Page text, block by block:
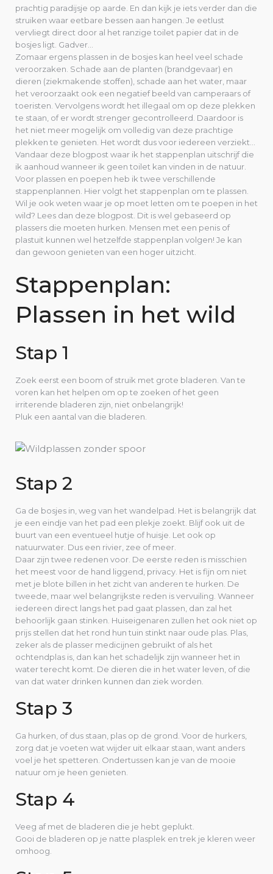
prachtig paradijsje op aarde. En dan kijk je iets verder dan die
struiken waar eetbare bessen aan hangen. Je eetlust
vervliegt direct door al het ranzige toilet papier dat in de
bosjes ligt. Gadver…
Zomaar ergens plassen in de bosjes kan heel veel schade
veroorzaken. Schade aan de planten (brandgevaar) en
dieren (ziekmakende stoffen), schade aan het water, maar
het veroorzaakt ook een negatief beeld van camperaars of
toeristen. Vervolgens wordt het illegaal om op deze plekken
te staan, of er wordt strenger gecontrolleerd. Daardoor is
het niet meer mogelijk om volledig van deze prachtige
plekken te genieten. Het wordt dus voor iedereen verziekt…
Vandaar deze blogpost waar ik het stappenplan uitschrijf die
ik aanhoud wanneer ik geen toilet kan vinden in de natuur.
Voor plassen en poepen heb ik twee verschillende
stappenplannen. Hier volgt het stappenplan om te plassen.
Wil je ook weten waar je op moet letten om te poepen in het
wild? Lees dan deze blogpost. Dit is wel gebaseerd op
plassers die moeten hurken. Mensen met een penis of
plastuit kunnen wel hetzelfde stappenplan volgen! Je kan
dan gewoon genieten van een hoger uitzicht.
Stappenplan:
Plassen in het wild
Stap 1
Zoek eerst een boom of struik met grote bladeren. Van te
voren kan het helpen om op te zoeken of het geen
irriterende bladeren zijn, niet onbelangrijk!
Pluk een aantal van die bladeren.
Stap 2
Ga de bosjes in, weg van het wandelpad. Het is belangrijk dat
je een eindje van het pad een plekje zoekt. Blijf ook uit de
buurt van een eventueel hutje of huisje. Let ook op
natuurwater. Dus een rivier, zee of meer.
Daar zijn twee redenen voor. De eerste reden is misschien
het meest voor de hand liggend, privacy. Het is fijn om niet
met je blote billen in het zicht van anderen te hurken. De
tweede, maar wel belangrijkste reden is vervuiling. Wanneer
iedereen direct langs het pad gaat plassen, dan zal het
behoorlijk gaan stinken. Huiseigenaren zullen het ook niet op
prijs stellen dat het rond hun tuin stinkt naar oude plas. Plas,
zeker als de plasser medicijnen gebruikt of als het
ochtendplas is, dan kan het schadelijk zijn wanneer het in
water terecht komt. De dieren die in het water leven, of die
van dat water drinken kunnen dan ziek worden.
Stap 3
Ga hurken, of dus staan, plas op de grond. Voor de hurkers,
zorg dat je voeten wat wijder uit elkaar staan, want anders
voel je het spetteren. Ondertussen kan je van de mooie
natuur om je heen genieten.
Stap 4
Veeg af met de bladeren die je hebt geplukt.
Gooi de bladeren op je natte plasplek en trek je kleren weer
omhoog.